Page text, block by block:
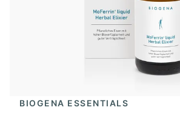
BIOGENA ESSENTIALS